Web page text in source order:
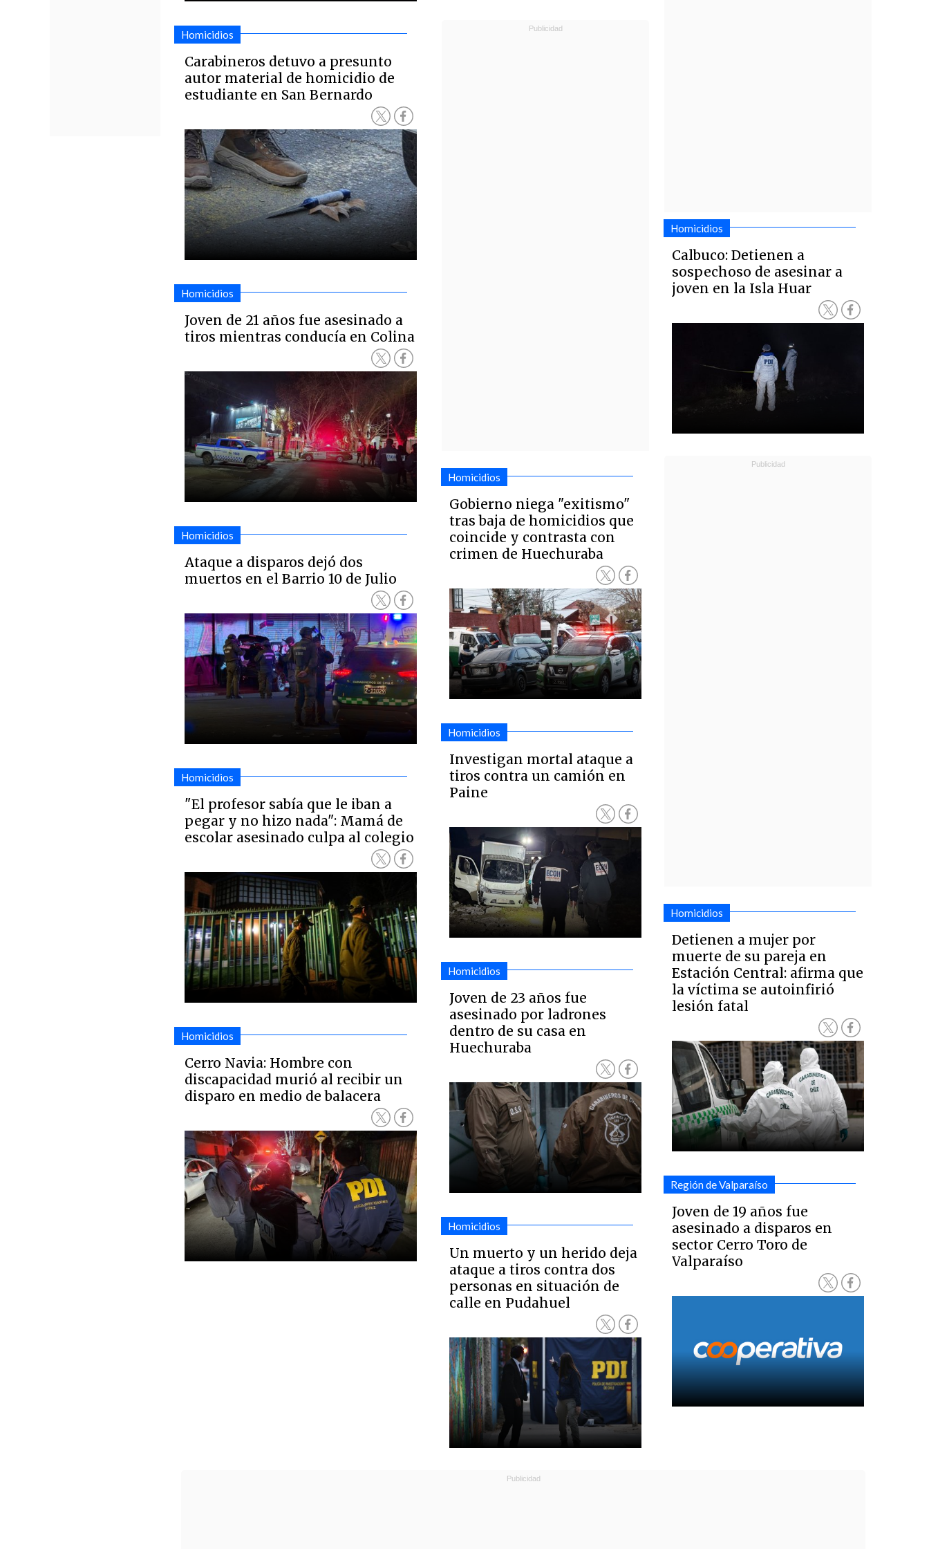
Homicidios
Carabineros detuvo a presunto
autor material de homicidio de
estudiante en San Bernardo
Homicidios
Joven de 21 años fue asesinado a
tiros mientras conducía en Colina
Homicidios
Ataque a disparos dejó dos
muertos en el Barrio 10 de Julio
Homicidios
"El profesor sabía que le iban a
pegar y no hizo nada": Mamá de
escolar asesinado culpa al colegio
Homicidios
Cerro Navia: Hombre con
discapacidad murió al recibir un
disparo en medio de balacera
Homicidios
Gobierno niega "exitismo"
tras baja de homicidios que
coincide y contrasta con
crimen de Huechuraba
Homicidios
Investigan mortal ataque a
tiros contra un camión en
Paine
Homicidios
Joven de 23 años fue
asesinado por ladrones
dentro de su casa en
Huechuraba
Homicidios
Un muerto y un herido deja
ataque a tiros contra dos
personas en situación de
calle en Pudahuel
Homicidios
Calbuco: Detienen a
sospechoso de asesinar a
joven en la Isla Huar
Homicidios
Detienen a mujer por
muerte de su pareja en
Estación Central: afirma que
la víctima se autoinfirió
lesión fatal
Región de Valparaíso
Joven de 19 años fue
asesinado a disparos en
sector Cerro Toro de
Valparaíso